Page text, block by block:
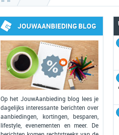
JOUWAANBIEDING BLOG
Op het JouwAanbieding blog lees je
dagelijks interessante berichten over
aanbiedingen, kortingen, besparen,
lifestyle, evenementen en meer. De